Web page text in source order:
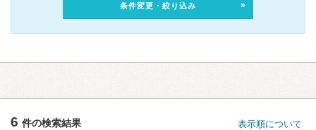
条件変更・絞り込み
6 件の検索結果 表示順について